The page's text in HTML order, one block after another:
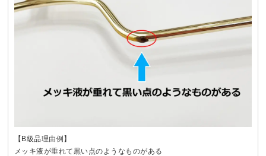
【B級品理由例】
メッキ液が垂れて黒い点のようなものがある